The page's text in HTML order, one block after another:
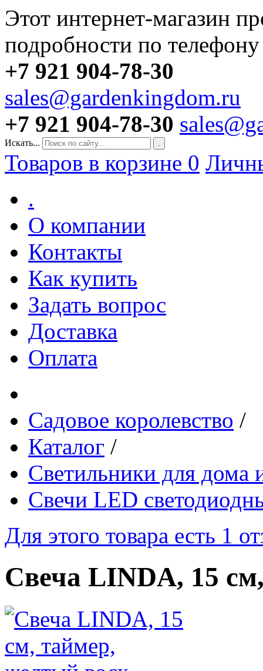
Этот интернет-магазин
подробности по телефону
+7 921 904-78-30
sales@gardenkingdom.ru
+7 921 904-78-30
Искать... .
Товаров в корзине 0
.
О компании
Контакты
Как купить
Задать вопрос
Доставка
Оплата
Садовое королевство /
Каталог /
Светильники для дома
Свечи LED
Для этого товара есть 1
Свеча LINDA, 15